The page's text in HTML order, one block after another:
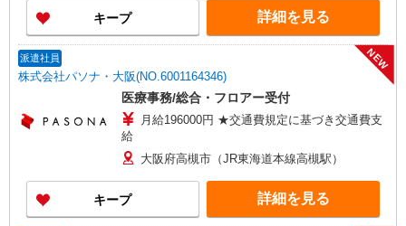
キープ 詳細を見る
派遣社員
株式会社パソナ・大阪(NO.6001164346)
NEW
医療事務/総合・フロアー受付
月給196000円 ★交通費規定に基づき交通費支
給
大阪府高槻市（JR東海道本線高槻駅）
キープ 詳細を見る